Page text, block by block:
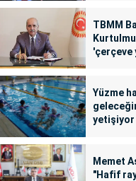
TBMM
'çerçeve
Yüzme
yetişiyor
Memet
"Hafif